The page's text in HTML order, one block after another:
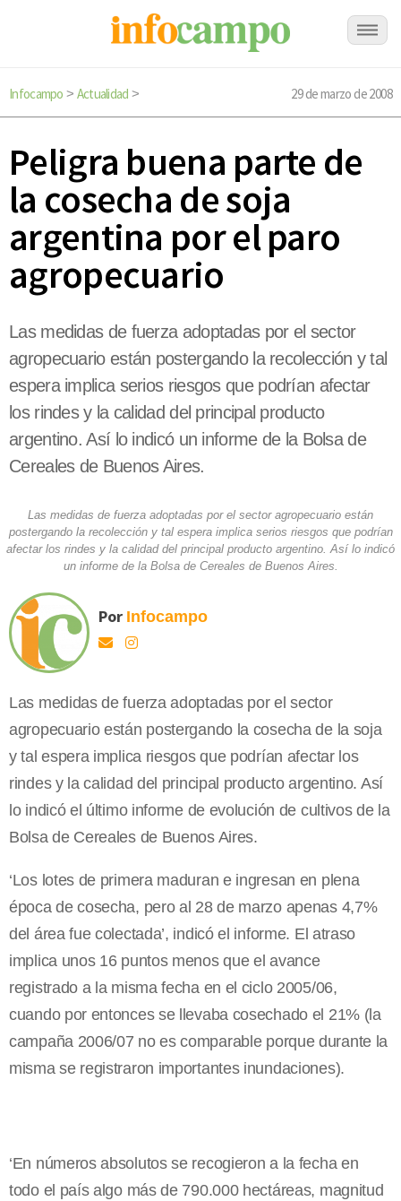
Infocampo > Actualidad > 29 de marzo de 2008
Peligra buena parte de
la cosecha de soja
argentina por el paro
agropecuario
Las medidas de fuerza adoptadas por el sector
agropecuario están postergando la recolección y tal
espera implica serios riesgos que podrían afectar
los rindes y la calidad del principal producto
argentino. Así lo indicó un informe de la Bolsa de
Cereales de Buenos Aires.
Las medidas de fuerza adoptadas por el sector agropecuario están
postergando la recolección y tal espera implica serios riesgos que podrían
afectar los rindes y la calidad del principal producto argentino. Así lo indicó
un informe de la Bolsa de Cereales de Buenos Aires.
Por Infocampo
Las medidas de fuerza adoptadas por el sector
agropecuario están postergando la cosecha de la soja
y tal espera implica riesgos que podrían afectar los
rindes y la calidad del principal producto argentino. Así
lo indicó el último informe de evolución de cultivos de la
Bolsa de Cereales de Buenos Aires.
‘Los lotes de primera maduran e ingresan en plena
época de cosecha, pero al 28 de marzo apenas 4,7%
del área fue colectada’, indicó el informe. El atraso
implica unos 16 puntos menos que el avance
registrado a la misma fecha en el ciclo 2005/06,
cuando por entonces se llevaba cosechado el 21% (la
campaña 2006/07 no es comparable porque durante la
misma se registraron importantes inundaciones).
‘En números absolutos se recogieron a la fecha en
todo el país algo más de 790.000 hectáreas, magnitud